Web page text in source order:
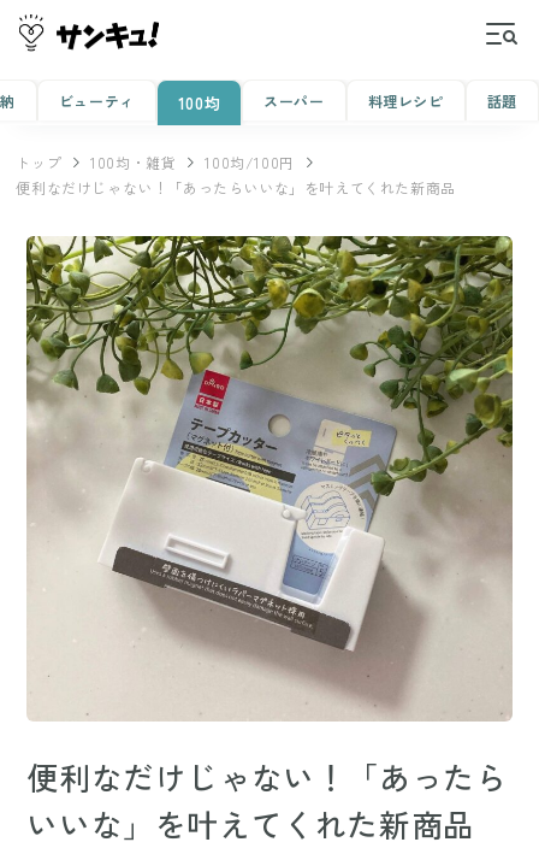
ビューティ 100均 スーパー 料理レシピ 話題
トップ 100均・雑貨
100均/100円
便利なだけじゃない！「あったらいいな」を叶えてくれた新商品
便利なだけじゃない！「あったら
いいな」を叶えてくれた新商品